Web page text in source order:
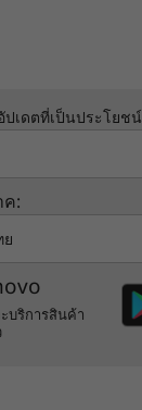
ปเดตที่เป็นประโยชน์
ค:
ย
บริการสินค้า